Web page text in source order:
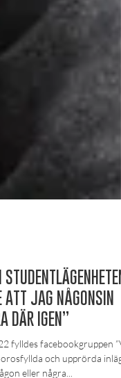
ATT JAG NÅGONSIN
DÄR IGEN”